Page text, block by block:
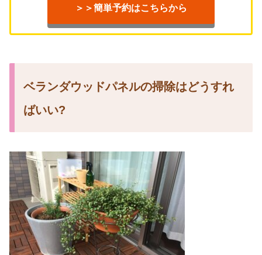
＞＞簡単予約はこちらから
ベランダウッドパネルの掃除はどうすれ
ばいい?